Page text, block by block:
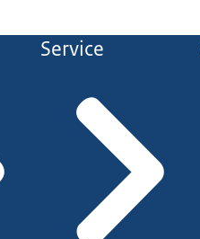
Service